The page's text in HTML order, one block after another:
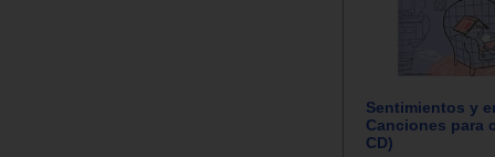
Sentimientos y
Canciones para
CD)